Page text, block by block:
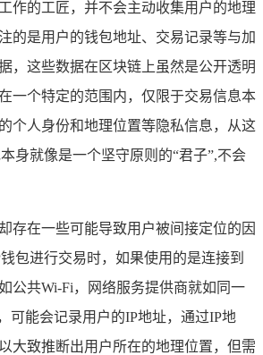
作的工匠，并不会主动收集用户的地理
的是用户的钱包地址、交易记录等与加
，这些数据在区块链上虽然是公开透明
一个特定的范围内，仅限于交易信息本
个人身份和地理位置等隐私信息，从这
身就像是一个坚守原则的“君子”,不会
存在一些可能导致用户被间接定位的因
包进行交易时，如果使用的是连接到
公共Wi-Fi，网络服务提供商就如同一
可能会记录用户的IP地址，通过IP地
大致推断出用户所在的地理位置，但需